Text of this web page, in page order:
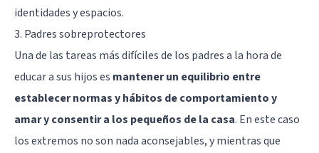
identidades y espacios.
3. Padres sobreprotectores
Una de las tareas más difíciles de los padres a la hora de
educar a sus hijos es mantener un equilibrio entre
establecer normas y hábitos de comportamiento y
amar y consentir a los pequeños de la casa. En este caso
los extremos no son nada aconsejables, y mientras que